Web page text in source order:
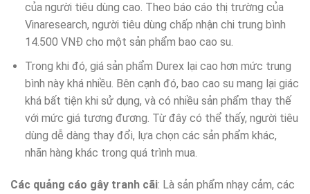
của người tiêu dùng cao. Theo báo cáo thị trường của
Vinaresearch, người tiêu dùng chấp nhận chi trung bình
14.500 VNĐ cho một sản phẩm bao cao su.
Trong khi đó, giá sản phẩm Durex lại cao hơn mức trung
bình này khá nhiều. Bên cạnh đó, bao cao su mang lại giác
khá bất tiện khi sử dụng, và có nhiều sản phẩm thay thế
với mức giá tương đương. Từ đây có thể thấy, người tiêu
dùng dễ dàng thay đổi, lựa chọn các sản phẩm khác,
nhãn hàng khác trong quá trình mua.
Các quảng cáo gây tranh cãi: Là sản phẩm nhạy cảm, các